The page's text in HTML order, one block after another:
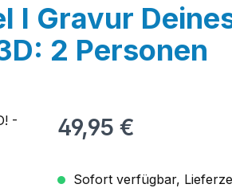
I Gravur
2 Personen
Regulärer Preis:
49,95 €
Sofort verfügbar,